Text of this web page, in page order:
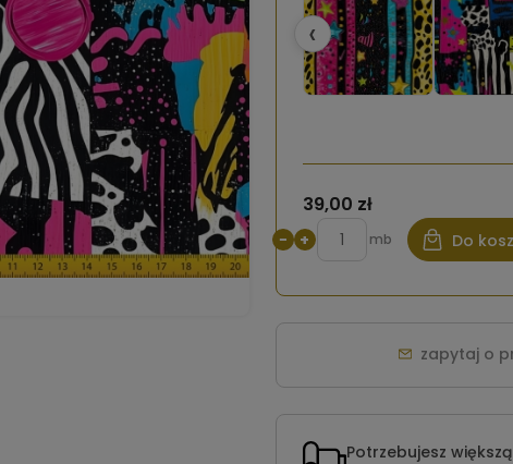
‹
39,00 zł
− + mb Do
zapytaj o
Potrzebujesz